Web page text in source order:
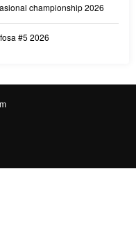
championship 2026
#5 2026